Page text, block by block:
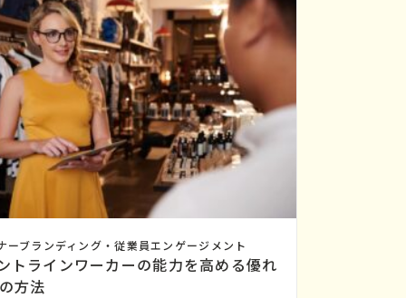
トラインワーカーの能力を高める優れ
方法
ーブランディング・従業員エンゲージメント